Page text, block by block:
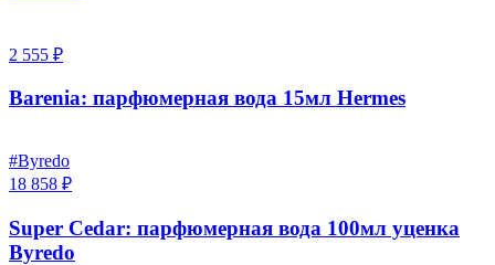
2 555 ₽
Barenia: парфюмерная вода 15мл Hermes
#Byredo
18 858 ₽
Super Cedar: парфюмерная вода 100мл уценка
Byredo